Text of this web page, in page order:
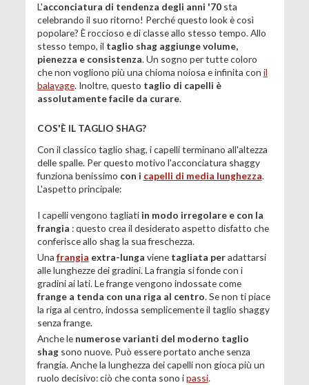
L'acconciatura di tendenza degli anni '70sta
celebrando il suo ritorno! Perché questo look è così
popolare? È roccioso e di classe allo stesso tempo. Allo
stesso tempo, il taglio shag aggiunge volume,
pienezza e consistenza. Un sogno per tutte coloro
che non vogliono più una chioma noiosa e infinita con il
balayage. Inoltre, questo taglio di capelli è
assolutamente facile da curare.
COS'È IL TAGLIO SHAG?
Con il classico taglio shag, i capelli terminano all'altezza
delle spalle. Per questo motivo l'acconciatura shaggy
funziona benissimo con i capelli di media lunghezza.
L'aspetto principale:
I capelli vengono tagliati in modo irregolare e con la
frangia : questo crea il desiderato aspetto disfatto che
conferisce allo shag la sua freschezza.
Una frangia extra-lunga viene tagliata peradattarsi
alle lunghezze dei gradini. La frangia si fonde con i
gradini ai lati. Le frange vengono indossate come
frange a tenda con una riga al centro. Se non ti piace
la riga al centro, indossa semplicemente il taglio shaggy
senza frange.
Anche le numerose varianti del moderno taglio
shagsono nuove. Può essere portato anche senza
frangia. Anche la lunghezza dei capelli non gioca più un
ruolo decisivo: ciò che conta sono ipassi.